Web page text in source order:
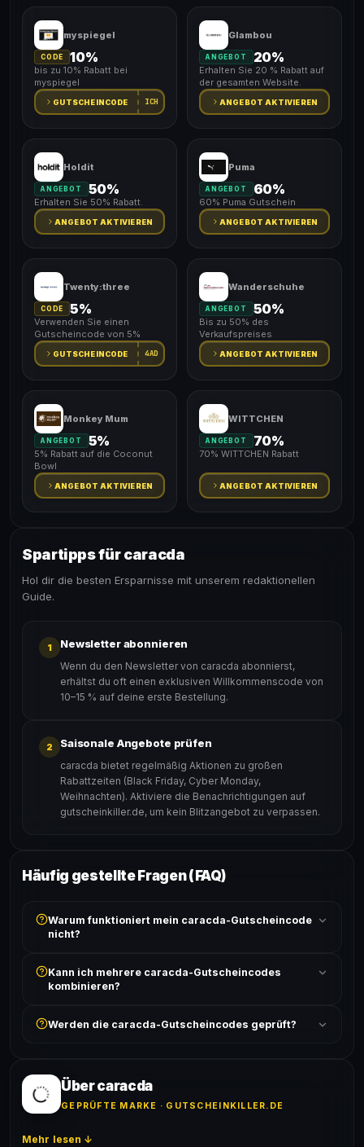
myspiegel
CODE 10%
bis zu 10% Rabatt bei
myspiegel
GUTSCHEINCODE ICH
Glambou
ANGEBOT 20%
Erhalten Sie 20 % Rabatt auf
der gesamten Website.
ANGEBOT AKTIVIEREN
Holdit
ANGEBOT 50%
Erhalten Sie 50% Rabatt.
ANGEBOT AKTIVIEREN
Puma
ANGEBOT 60%
60% Puma Gutschein
ANGEBOT AKTIVIEREN
Twenty:three
CODE 5%
Verwenden Sie einen
Gutscheincode von 5%
GUTSCHEINCODE 4AD
Wanderschuhe
ANGEBOT 50%
Bis zu 50% des
Verkaufspreises
ANGEBOT AKTIVIEREN
Monkey Mum
ANGEBOT 5%
5% Rabatt auf die Coconut
Bowl
ANGEBOT AKTIVIEREN
WITTCHEN
ANGEBOT 70%
70% WITTCHEN Rabatt
ANGEBOT AKTIVIEREN
Spartipps für caracda
Hol dir die besten Ersparnisse mit unserem redaktionellen
Guide.
1 Newsletter abonnieren
Wenn du den Newsletter von caracda abonnierst,
erhältst du oft einen exklusiven Willkommenscode von
10–15 % auf deine erste Bestellung.
2 Saisonale Angebote prüfen
caracda bietet regelmäßig Aktionen zu großen
Rabattzeiten (Black Friday, Cyber Monday,
Weihnachten). Aktiviere die Benachrichtigungen auf
gutscheinkiller.de, um kein Blitzangebot zu verpassen.
Häufig gestellte Fragen (FAQ)
Warum funktioniert mein caracda-Gutscheincode
nicht?
ist und ob der Code nicht für bereits reduzierte Artikel
gilt. Alle Bedingungen findest du unter „Details".
Kann ich mehrere caracda-Gutscheincodes
kombinieren?
akzeptiert. Die Kombination mehrerer Codes ist meist
Werden die caracda-Gutscheincodes geprüft?
Erfolgsquote wird bei jedem Angebot angezeigt.
Über caracda
GEPRÜFTE MARKE · GUTSCHEINKILLER.DE
Mehr lesen ↓